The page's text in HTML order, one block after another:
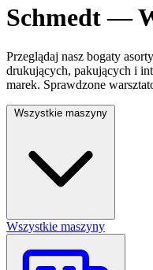
Schmedt —
Przeglądaj nasz bogaty
drukujących, pakujących i
marek. Sprawdzone
Wszystkie maszyny
Wszystkie maszyny